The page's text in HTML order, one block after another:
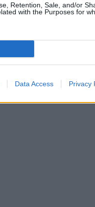
Retention, Sale, and/or
with the Purposes for
Data Access Privacy